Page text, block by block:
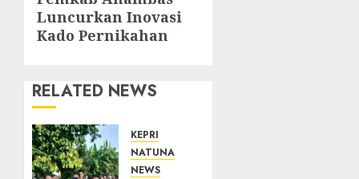
post:
Luncurkan Inovasi
Kado Pernikahan
RELATED NEWS
KEPRI
NATUNA
NEWS